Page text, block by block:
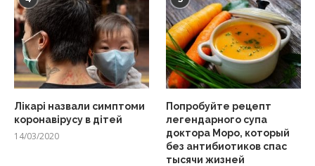
Лікарі назвали симптоми
коронавірусу в дітей
14/03/2020
Попробуйте рецепт
легендарного супа
доктора Моро, который
без антибиотиков спас
тысячи жизней